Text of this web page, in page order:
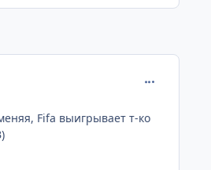
Fifa выигрывает т-ко